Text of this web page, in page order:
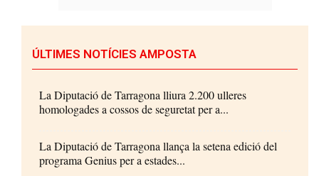
ÚLTIMES NOTÍCIES AMPOSTA
La Diputació de Tarragona lliura 2.200 ulleres
homologades a cossos de seguretat per a...
La Diputació de Tarragona llança la setena edició del
programa Genius per a estades...